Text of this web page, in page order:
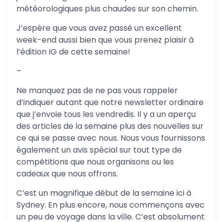
météorologiques plus chaudes sur son chemin.
J’espère que vous avez passé un excellent
week-end aussi bien que vous prenez plaisir à
l’édition IG de cette semaine!
–
Ne manquez pas de ne pas vous rappeler
d’indiquer autant que notre newsletter ordinaire
que j’envoie tous les vendredis. Il y a un aperçu
des articles de la semaine plus des nouvelles sur
ce qui se passe avec nous. Nous vous fournissons
également un avis spécial sur tout type de
compétitions que nous organisons ou les
cadeaux que nous offrons.
C’est un magnifique début de la semaine ici à
Sydney. En plus encore, nous commençons avec
un peu de voyage dans la ville. C’est absolument